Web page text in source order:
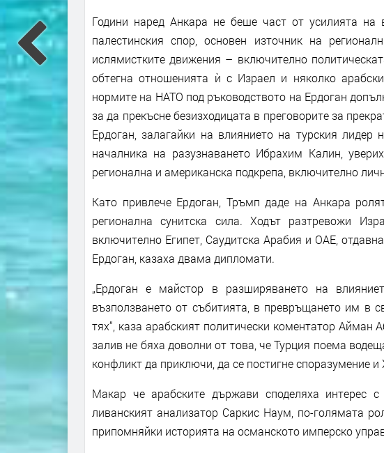
Години наред Анкара не беше част от усилията на
палестинския спор, основен източник на
ислямистките движения – включително
обтегна отношенията ѝ с Израел и няколко
нормите на НАТО под ръководството на Ердоган
за да прекъсне безизходицата в преговорите за
Ердоган, залагайки на влиянието на турския лидер
началника на разузнаването Ибрахим Калин,
регионална и американска подкрепа, включително
Като привлече Ердоган, Тръмп даде на Анкара
регионална сунитска сила. Ходът разтревожи
включително Египет, Саудитска Арабия и ОАЕ,
Ердоган, казаха двама дипломати.
„Ердоган е майстор в разширяването на
възползването от събитията, в превръщането им в
тях“, каза арабският политически коментатор Айман
залив не бяха доволни от това, че Турция поема
конфликт да приключи, да се постигне споразумение
Макар че арабските държави споделяха интерес
ливанският анализатор Саркис Наум, по-голямата
припомняйки историята на османското имперско